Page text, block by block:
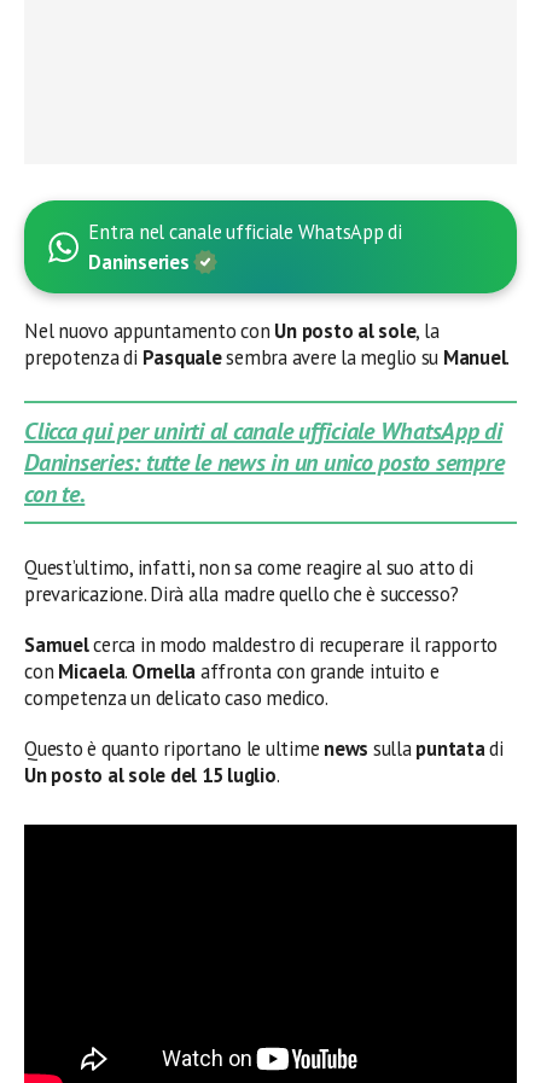
Entra nel canale ufficiale WhatsApp di
Daninseries
Nel nuovo appuntamento con Un posto al sole, la
prepotenza di Pasqualesembra avere la meglio su Manuel.
Clicca qui per unirti al canale ufficiale WhatsApp di
Daninseries: tutte le news in un unico posto sempre
con te.
Quest’ultimo, infatti, non sa come reagire al suo atto di
prevaricazione. Dirà alla madre quello che è successo?
Samuelcerca in modo maldestro di recuperare il rapporto
con Micaela. Ornellaaffronta con grande intuito e
competenza un delicato caso medico.
Questo è quanto riportano le ultime news sullapuntatadi
Un posto al sole del 15 luglio.